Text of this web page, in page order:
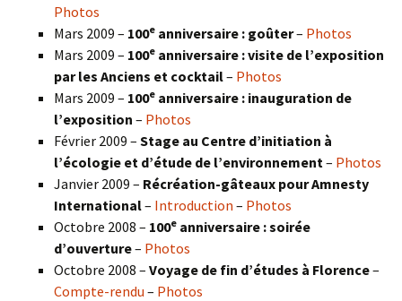
Photos
Mars 2009 – 100e anniversaire : goûter– Photos
Mars 2009 – 100e anniversaire : visite de l’exposition
par les Anciens et cocktail– Photos
Mars 2009 – 100e anniversaire : inauguration de
l’exposition – Photos
Février 2009 – Stage au Centre d’initiation à
l’écologie et d’étude de l’environnement – Photos
Janvier 2009 – Récréation-gâteaux pour Amnesty
International– Introduction – Photos
Octobre 2008 – 100e anniversaire : soirée
d’ouverture– Photos
Octobre 2008 – Voyage de fin d’études à Florence–
Compte-rendu – Photos